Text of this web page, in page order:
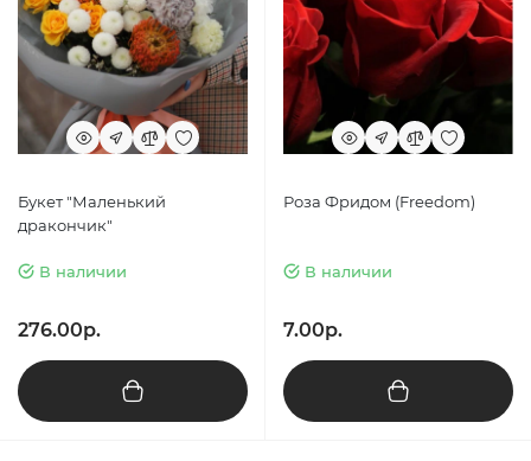
Букет "Маленький
дракончик"
В наличии
276.00р.
Роза Фридом (Freedom)
В наличии
7.00р.